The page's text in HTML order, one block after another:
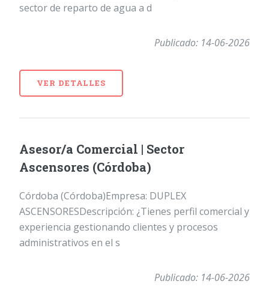
sector de reparto de agua a d
Publicado: 14-06-2026
VER DETALLES
Asesor/a Comercial | Sector
Ascensores (Córdoba)
Córdoba (Córdoba)Empresa: DUPLEX
ASCENSORESDescripción: ¿Tienes perfil comercial y
experiencia gestionando clientes y procesos
administrativos en el s
Publicado: 14-06-2026